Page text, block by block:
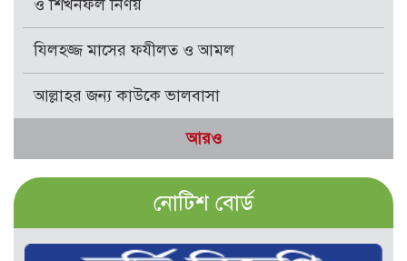
ও শিখনফল নির্ণয়
যিলহজ্জ মাসের ফযীলত ও আমল
আল্লাহর জন্য কাউকে ভালবাসা
আরও
নোটিশ বোর্ড